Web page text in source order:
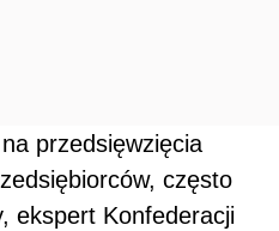
przedsięwzięcia
często
ekspert Konfederacji